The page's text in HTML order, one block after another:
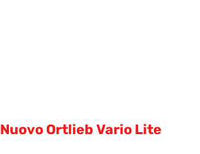
Nuovo Ortlieb Vario Lite